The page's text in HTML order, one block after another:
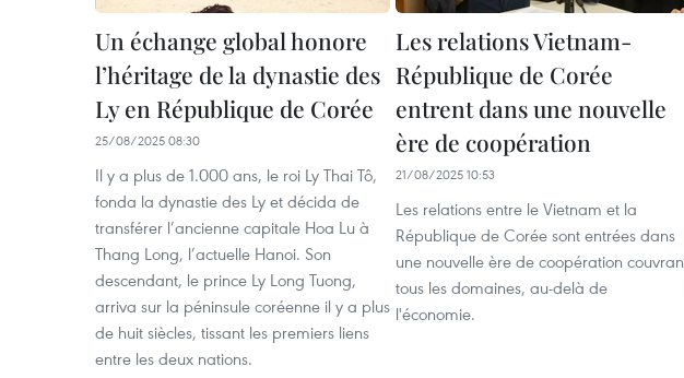
Un échange global honore
l’héritage de la dynastie des
Ly en République de Corée
25/08/2025 08:30
Il y a plus de 1.000 ans, le roi Ly Thai Tô,
fonda la dynastie des Ly et décida de
transférer l’ancienne capitale Hoa Lu à
Thang Long, l’actuelle Hanoi. Son
descendant, le prince Ly Long Tuong,
arriva sur la péninsule coréenne il y a plus
de huit siècles, tissant les premiers liens
entre les deux nations.
Les relations Vietnam-
République de Corée
entrent dans une nouvelle
ère de coopération
21/08/2025 10:53
Les relations entre le Vietnam et la
République de Corée sont entrées dans
une nouvelle ère de coopération
tous les domaines, au-delà de
l'économie.